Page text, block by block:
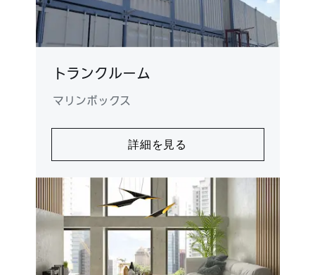
トランクルーム
マリンボックス
詳細を見る